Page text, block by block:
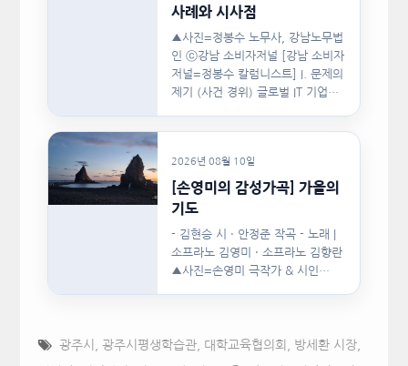
사례와 시사점
▲사진=정봉수 노무사, 강남노무법
인 ⓒ강남 소비자저널 [강남 소비자
저널=정봉수 칼럼니스트] I. 문제의
제기 (사건 경위) 글로벌 IT 기업의
2026년 08월 10일
[손영미의 감성가곡] 가을의
기도
- 김현승 시 · 안정준 작곡 - 노래 |
소프라노 김영미 · 소프라노 김향란
▲사진=손영미 극작가 & 시인…
광주시 광주시평생학습관, 대학교육협의회 방세환 시장,